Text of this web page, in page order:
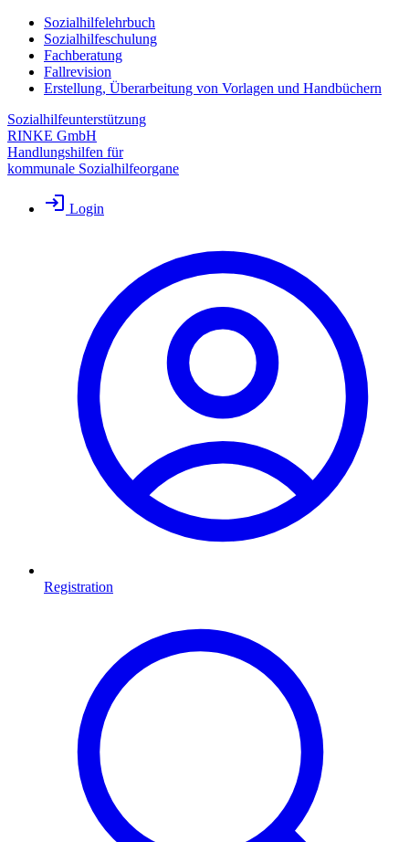
Sozialhilfelehrbuch
Sozialhilfeschulung
Fachberatung
Fallrevision
Erstellung, Überarbeitung von Vorlagen und Handbüchern
Sozialhilfeunterstützung
RINKE GmbH
Handlungshilfen für
kommunale Sozialhilfeorgane
Login
Registration